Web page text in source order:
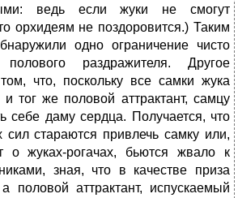
ведь если жуки не смогут
орхидеям не поздоровится.) Таким
одно ограничение чисто
полового раздражителя. Другое
что, поскольку все самки жука
тог же половой аттрактант, самцу
себе даму сердца. Получается, что
стараются привлечь самку или,
о жуках-рогачах, бьются жвало к
зная, что в качестве приза
половой аттрактант, испускаемый